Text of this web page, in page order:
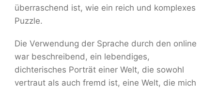
überraschend ist, wie ein reich und komplexes
Puzzle.
Die Verwendung der Sprache durch den online
war beschreibend, ein lebendiges,
dichterisches Porträt einer Welt, die sowohl
vertraut als auch fremd ist, eine Welt, die mich